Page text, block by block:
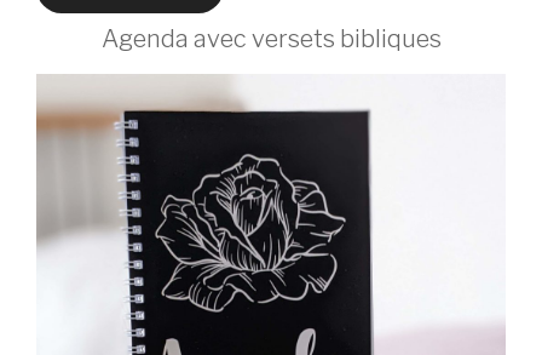
Agenda avec versets bibliques